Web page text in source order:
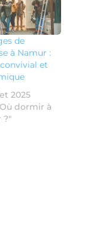
de
à Namur :
et
2025
dormir à
?"